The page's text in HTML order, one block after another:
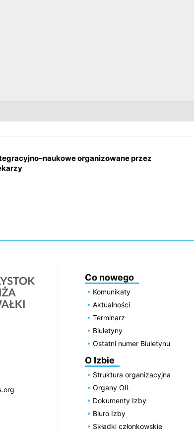
organizowane przez
Co nowego
Komunikaty
Aktualności
Terminarz
Biuletyny
Ostatni numer Biuletynu
O Izbie
Struktura organizacyjna
Organy OIL
Dokumenty Izby
Biuro Izby
Składki członkowskie